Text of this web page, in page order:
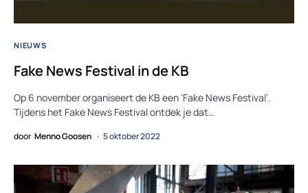
NIEUWS
Fake News Festival in de KB
Op 6 november organiseert de KB een ‘Fake News Festival’.
Tijdens het Fake News Festival ontdek je dat…
door Menno Goosen 5 oktober 2022